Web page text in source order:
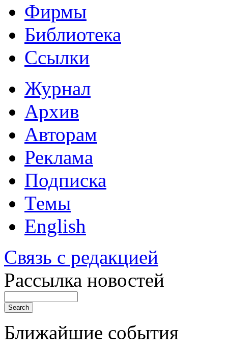
Фирмы
Библиотека
Ссылки
Журнал
Архив
Авторам
Реклама
Подписка
Темы
English
Связь с редакцией
Рассылка новостей
Ближайшие события